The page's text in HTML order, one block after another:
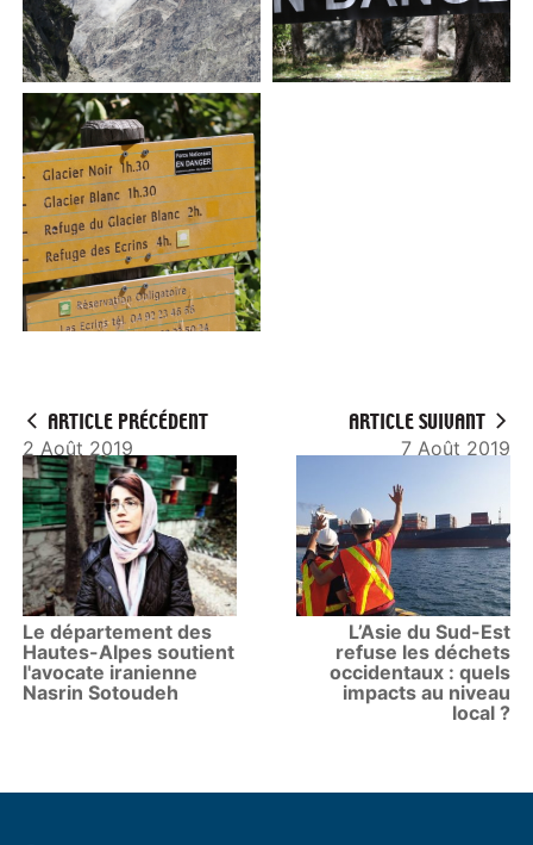
ARTICLE PRÉCÉDENT
2 Août 2019
Le département des
Hautes-Alpes soutient
l'avocate iranienne
Nasrin Sotoudeh
ARTICLE SUIVANT
7 Août 2019
L’Asie du Sud-Est
refuse les déchets
occidentaux : quels
impacts au niveau
local ?